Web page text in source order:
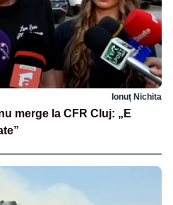
Ionuț Nichita
merge la CFR Cluj: „E